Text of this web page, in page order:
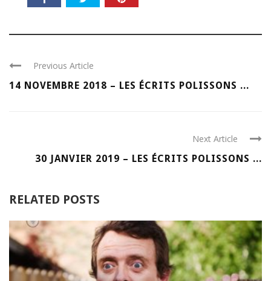
Previous Article
14 NOVEMBRE 2018 – LES ÉCRITS POLISSONS ...
Next Article
30 JANVIER 2019 – LES ÉCRITS POLISSONS ...
RELATED POSTS